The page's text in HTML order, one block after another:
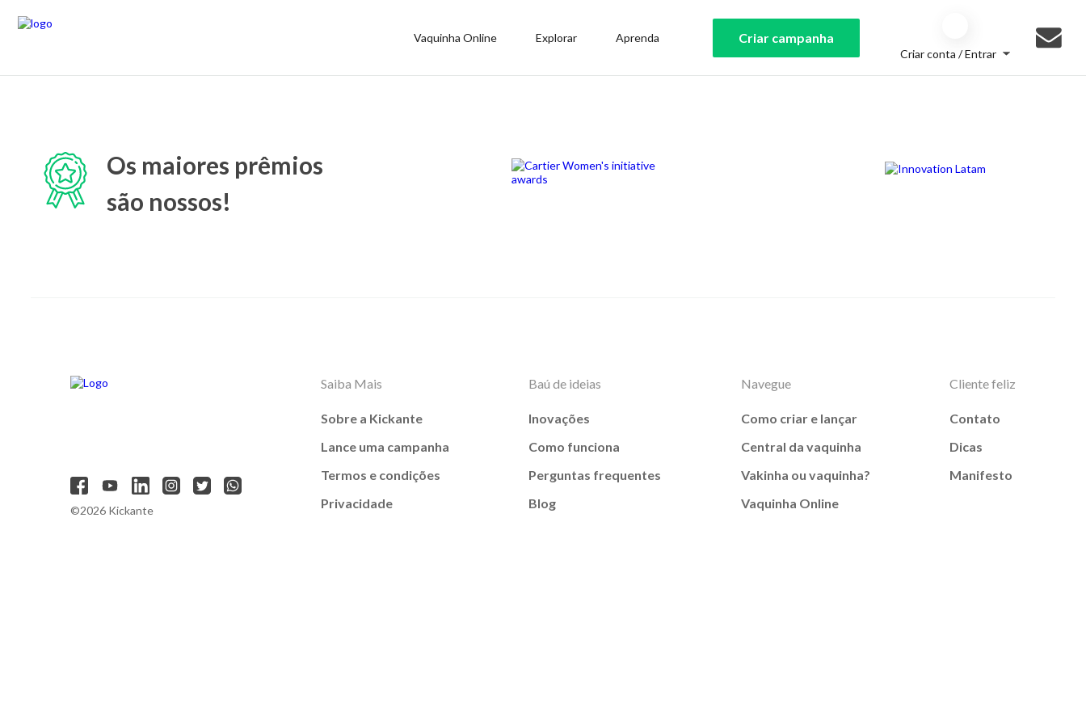
Vaquinha Online Explorar Aprenda Criar campanha
Criar conta / Entrar
Os maiores prêmios
são nossos!
©2026 Kickante
Saiba Mais
Sobre a Kickante
Lance uma campanha
Termos e condições
Privacidade
Baú de ideias
Inovações
Como funciona
Perguntas frequentes
Blog
Navegue
Como criar e lançar
Central da vaquinha
Vakinha ou vaquinha?
Vaquinha Online
Cliente feliz
Contato
Dicas
Manifesto